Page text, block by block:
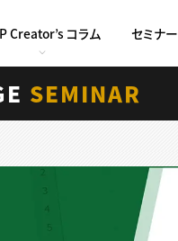
Creator’s コラム セミナー
SEMINAR